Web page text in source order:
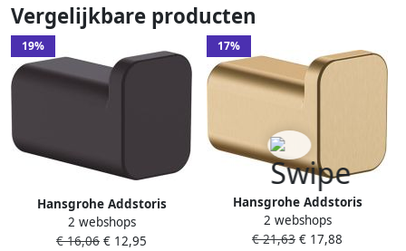
Vergelijkbare producten
19%
Hansgrohe Addstoris
handdoekhaak enkel mat
zwart 41742670
2 webshops
€ 16,06 € 12,95
17%
Hansgrohe Addstoris
handdoekhaak enkel
brushed bronze 41742140
2 webshops
€ 21,63 € 17,88